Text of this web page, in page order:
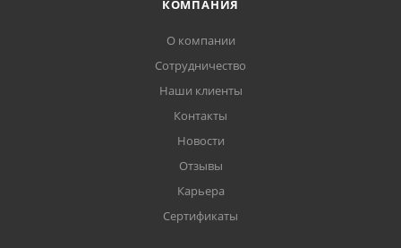
КОМПАНИЯ
О компании
Сотрудничество
Наши клиенты
Контакты
Новости
Отзывы
Карьера
Сертификаты